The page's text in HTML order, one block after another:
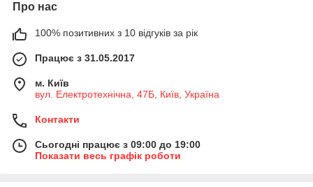
Про нас
100% позитивних з 10 відгуків за рік
Працює з 31.05.2017
м. Київ
вул. Електротехнічна, 47Б, Київ, Україна
Контакти
Сьогодні працює з 09:00 до 19:00
Показати весь графік роботи